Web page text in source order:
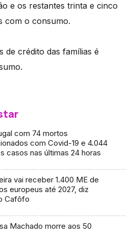
e os restantes trinta e cinco
com o consumo.
de crédito das famílias é
com 74 mortos
com Covid-19 e 4.044
casos nas últimas 24 horas
vai receber 1.400 ME de
europeus até 2027, diz
Cafôfo
Machado morre aos 50